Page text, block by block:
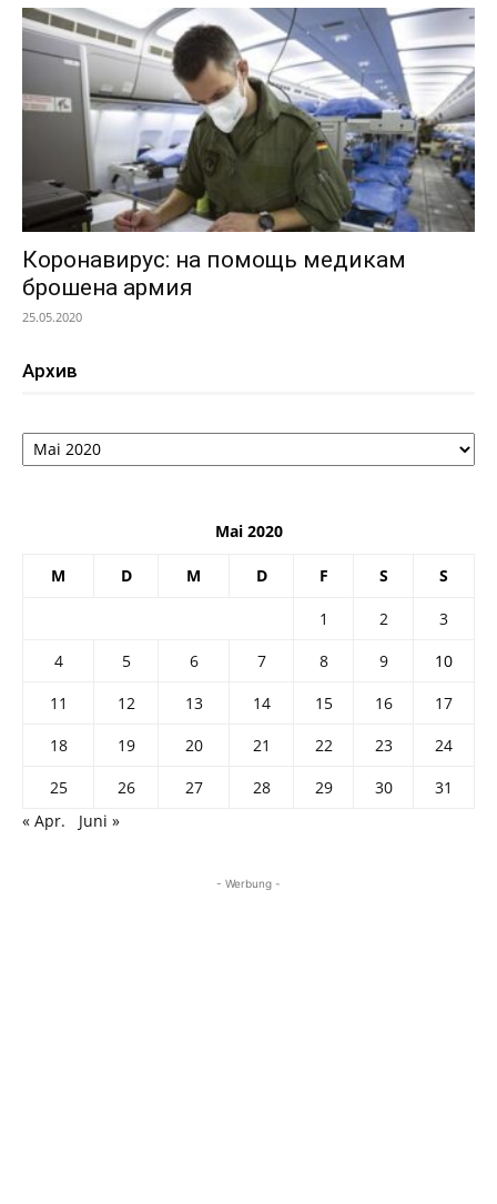
Коронавирус: на помощь медикам
брошена армия
25.05.2020
Архив
Архив
Mai 2020
M D M D F S S
1 2
3
4
5 6 7 8 9
10
11
12 13 14 15 16
17
18
19 20 21 22 23
24
25
26 27 28 29 30
31
« Apr.
Juni »
- Werbung -